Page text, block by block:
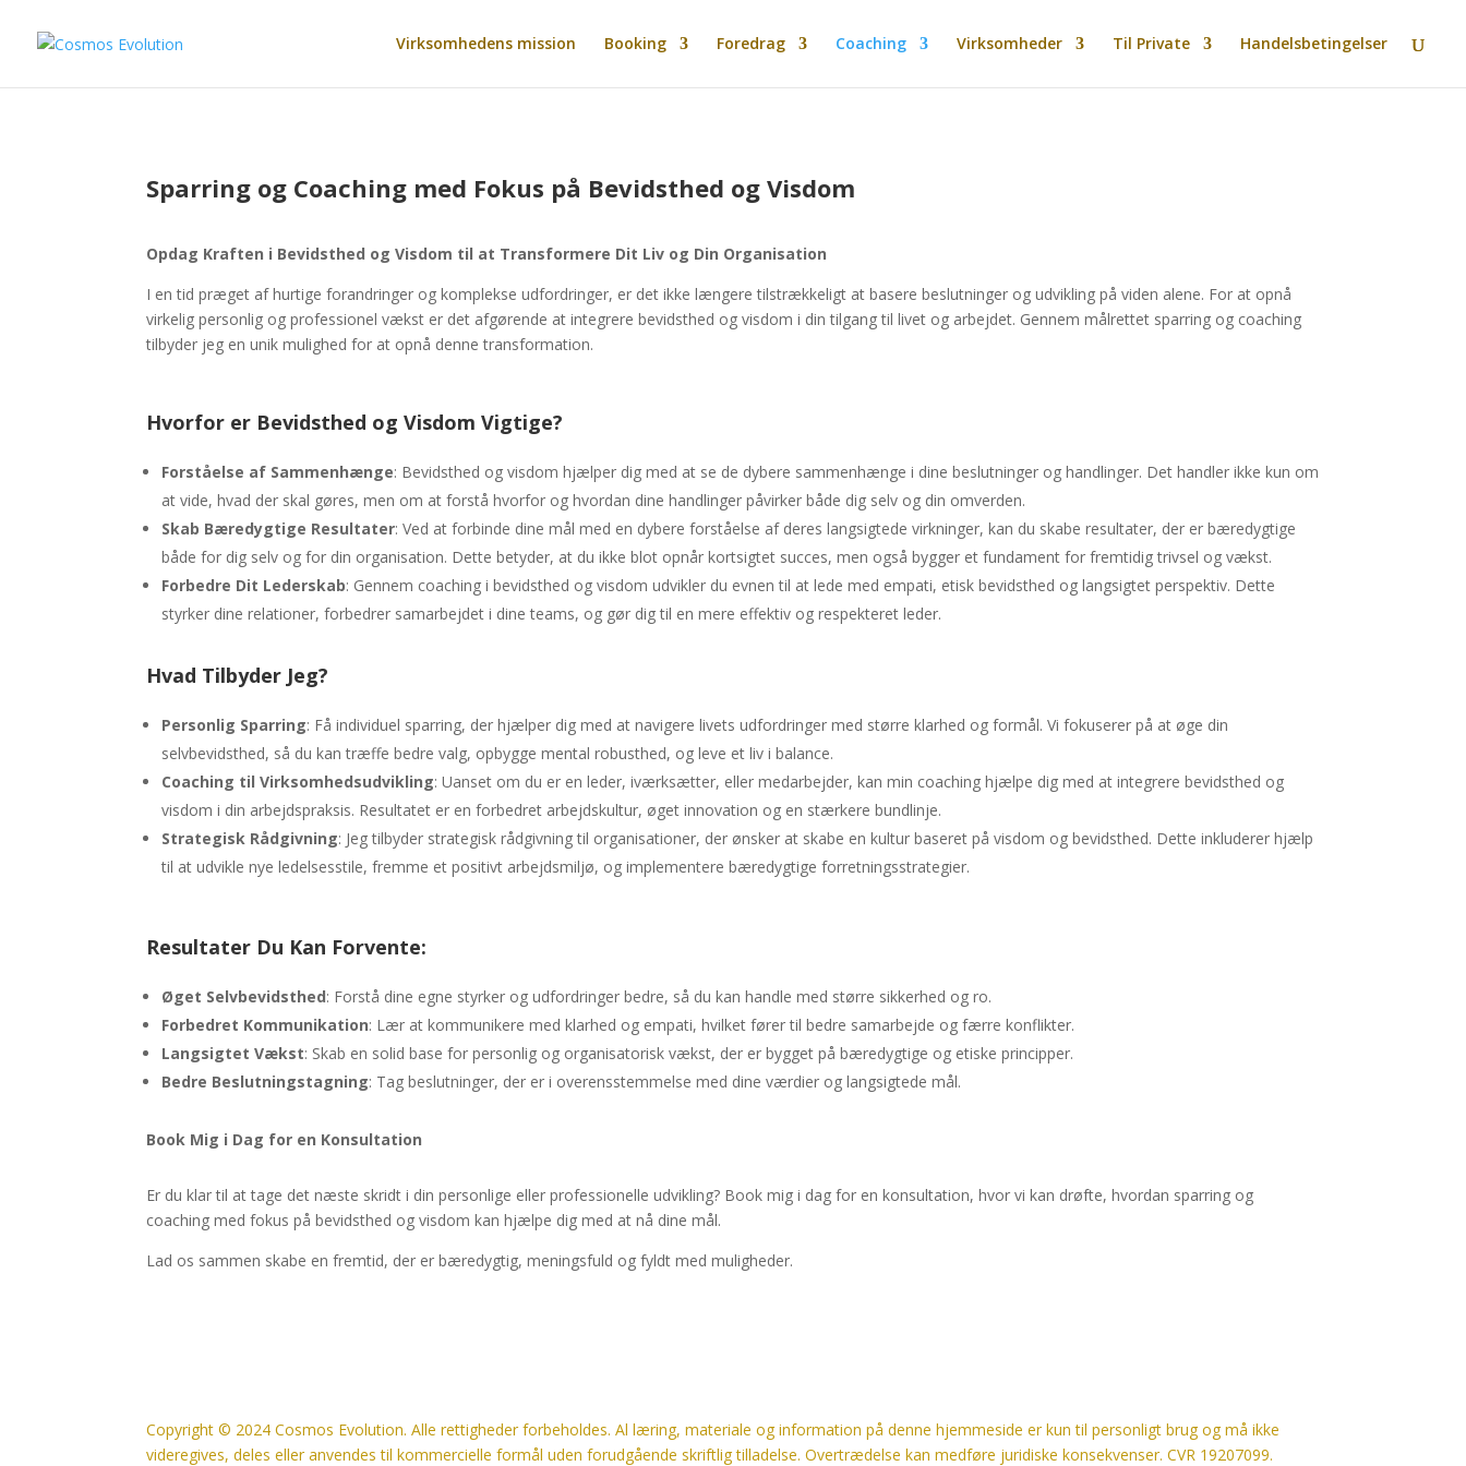
Virksomhedens mission Booking Foredrag Coaching Virksomheder Til Private Handelsbetingelser
Sparring og Coaching med Fokus på Bevidsthed og Visdom
Opdag Kraften i Bevidsthed og Visdom til at Transformere Dit Liv og Din Organisation
I en tid præget af hurtige forandringer og komplekse udfordringer, er det ikke længere tilstrækkeligt at basere beslutninger og udvikling på viden alene. For at opnå
virkelig personlig og professionel vækst er det afgørende at integrere bevidsthed og visdom i din tilgang til livet og arbejdet. Gennem målrettet sparring og coaching
tilbyder jeg en unik mulighed for at opnå denne transformation.
Hvorfor er Bevidsthed og Visdom Vigtige?
Forståelse af Sammenhænge: Bevidsthed og visdom hjælper dig med at se de dybere sammenhænge i dine beslutninger og handlinger. Det handler ikke kun om
at vide, hvad der skal gøres, men om at forstå hvorfor og hvordan dine handlinger påvirker både dig selv og din omverden.
Skab Bæredygtige Resultater: Ved at forbinde dine mål med en dybere forståelse af deres langsigtede virkninger, kan du skabe resultater, der er bæredygtige
både for dig selv og for din organisation. Dette betyder, at du ikke blot opnår kortsigtet succes, men også bygger et fundament for fremtidig trivsel og vækst.
Forbedre Dit Lederskab: Gennem coaching i bevidsthed og visdom udvikler du evnen til at lede med empati, etisk bevidsthed og langsigtet perspektiv. Dette
styrker dine relationer, forbedrer samarbejdet i dine teams, og gør dig til en mere effektiv og respekteret leder.
Hvad Tilbyder Jeg?
Personlig Sparring: Få individuel sparring, der hjælper dig med at navigere livets udfordringer med større klarhed og formål. Vi fokuserer på at øge din
selvbevidsthed, så du kan træffe bedre valg, opbygge mental robusthed, og leve et liv i balance.
Coaching til Virksomhedsudvikling: Uanset om du er en leder, iværksætter, eller medarbejder, kan min coaching hjælpe dig med at integrere bevidsthed og
visdom i din arbejdspraksis. Resultatet er en forbedret arbejdskultur, øget innovation og en stærkere bundlinje.
Strategisk Rådgivning: Jeg tilbyder strategisk rådgivning til organisationer, der ønsker at skabe en kultur baseret på visdom og bevidsthed. Dette inkluderer hjælp
til at udvikle nye ledelsesstile, fremme et positivt arbejdsmiljø, og implementere bæredygtige forretningsstrategier.
Resultater Du Kan Forvente:
Øget Selvbevidsthed: Forstå dine egne styrker og udfordringer bedre, så du kan handle med større sikkerhed og ro.
Forbedret Kommunikation: Lær at kommunikere med klarhed og empati, hvilket fører til bedre samarbejde og færre konflikter.
Langsigtet Vækst: Skab en solid base for personlig og organisatorisk vækst, der er bygget på bæredygtige og etiske principper.
Bedre Beslutningstagning: Tag beslutninger, der er i overensstemmelse med dine værdier og langsigtede mål.
Book Mig i Dag for en Konsultation
Er du klar til at tage det næste skridt i din personlige eller professionelle udvikling? Book mig i dag for en konsultation, hvor vi kan drøfte, hvordan sparring og
coaching med fokus på bevidsthed og visdom kan hjælpe dig med at nå dine mål.
Lad os sammen skabe en fremtid, der er bæredygtig, meningsfuld og fyldt med muligheder.
Copyright © 2024 Cosmos Evolution. Alle rettigheder forbeholdes. Al læring, materiale og information på denne hjemmeside er kun til personligt brug og må ikke
videregives, deles eller anvendes til kommercielle formål uden forudgående skriftlig tilladelse. Overtrædelse kan medføre juridiske konsekvenser. CVR 19207099.